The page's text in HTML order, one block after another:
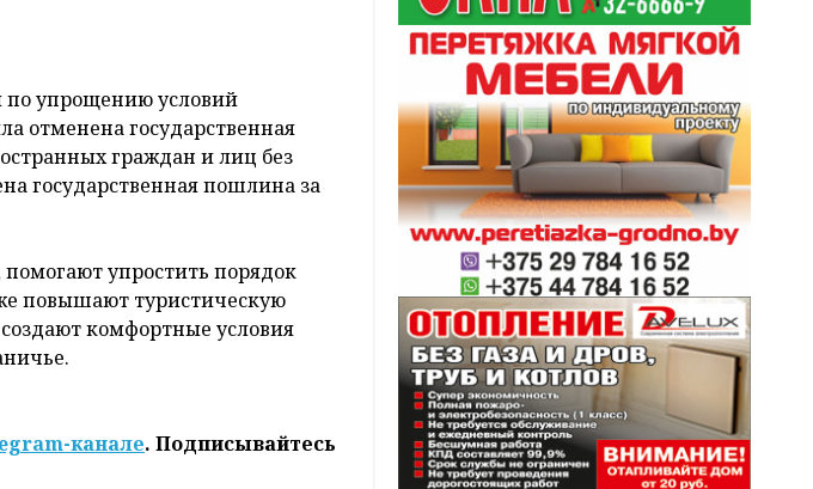
упрощению условий
отменена государственная
граждан и лиц без
государственная пошлина за
упростить порядок
повышают туристическую
комфортные условия
канале. Подписывайтесь